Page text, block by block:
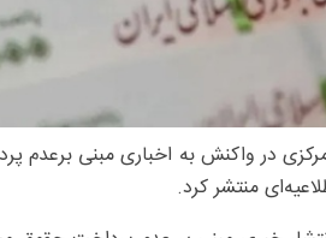
مرکزی در واکنش به اخباری مبنی
منتشر کرد.